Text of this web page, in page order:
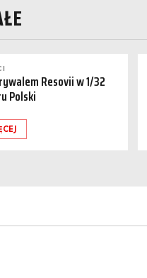
Resovii w 1/32
Polski